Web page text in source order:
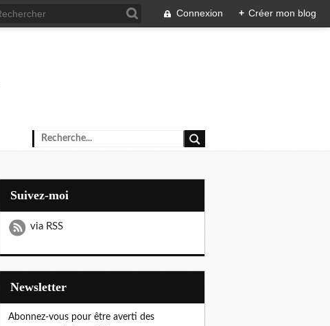
Connexion + Créer mon blog
Suivez-moi
via RSS
Newsletter
Abonnez-vous pour être averti des